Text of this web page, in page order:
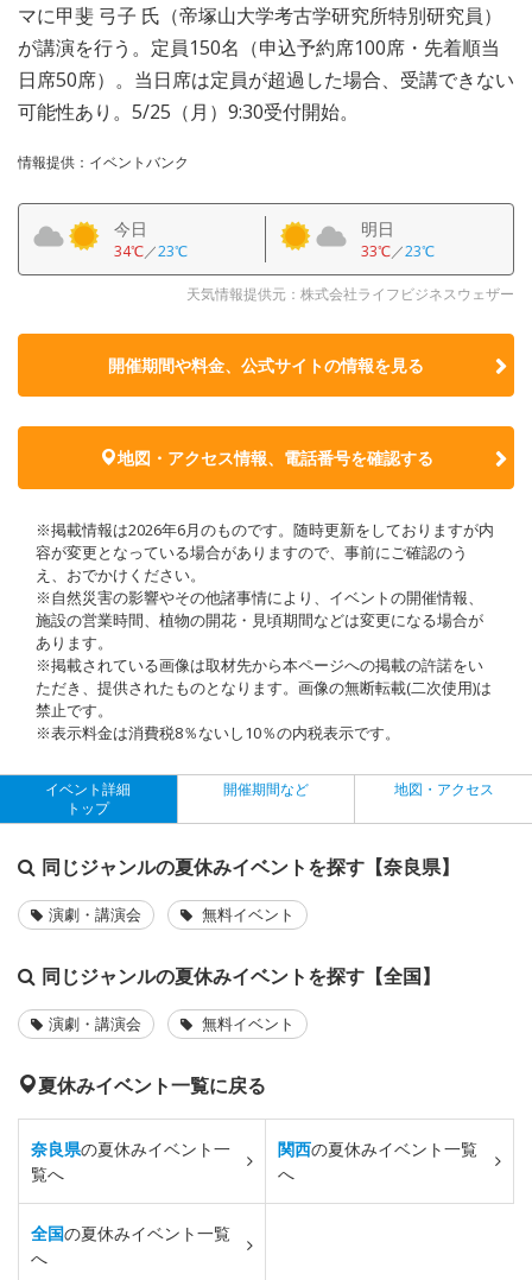
マに甲斐 弓子 氏（帝塚山大学考古学研究所特別研究員）
が講演を行う。定員150名（申込予約席100席・先着順当
日席50席）。当日席は定員が超過した場合、受講できない
可能性あり。5/25（月）9:30受付開始。
情報提供：イベントバンク
今日
34℃／23℃
明日
33℃／23℃
天気情報提供元：株式会社ライフビジネスウェザー
開催期間や料金、公式サイトの情報を見る
地図・アクセス情報、電話番号を確認する
※掲載情報は2026年6月のものです。随時更新をしておりますが内
容が変更となっている場合がありますので、事前にご確認のう
え、おでかけください。
※自然災害の影響やその他諸事情により、イベントの開催情報、
施設の営業時間、植物の開花・見頃期間などは変更になる場合が
あります。
※掲載されている画像は取材先から本ページへの掲載の許諾をい
ただき、提供されたものとなります。画像の無断転載(二次使用)は
禁止です。
※表示料金は消費税8％ないし10％の内税表示です。
イベント詳細
トップ
開催期間など 地図・アクセス
同じジャンルの夏休みイベントを探す【奈良県】
演劇・講演会 無料イベント
同じジャンルの夏休みイベントを探す【全国】
演劇・講演会 無料イベント
夏休みイベント一覧に戻る
奈良県の夏休みイベント一
覧へ
関西の夏休みイベント一覧
へ
全国の夏休みイベント一覧
へ